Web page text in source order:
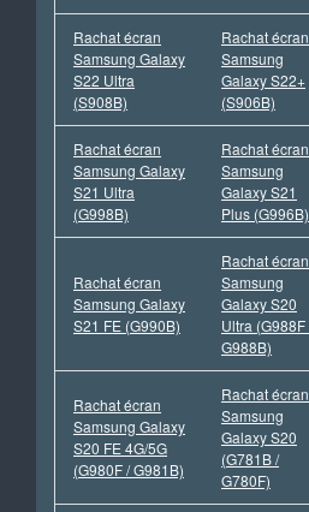
Rachat écran
Samsung Galaxy
S22 Ultra
(S908B)
Rachat écran
Samsung
Galaxy S22+
(S906B)
Rachat écran
Samsung Galaxy
S21 Ultra
(G998B)
Rachat écran
Samsung
Galaxy S21
Plus (G996B)
Rachat écran
Samsung Galaxy
S21 FE (G990B)
Rachat écran
Samsung
Galaxy S20
Ultra (G988F
G988B)
Rachat écran
Samsung Galaxy
S20 FE 4G/5G
(G980F / G981B)
Rachat écran
Samsung
Galaxy S20
(G781B /
G780F)